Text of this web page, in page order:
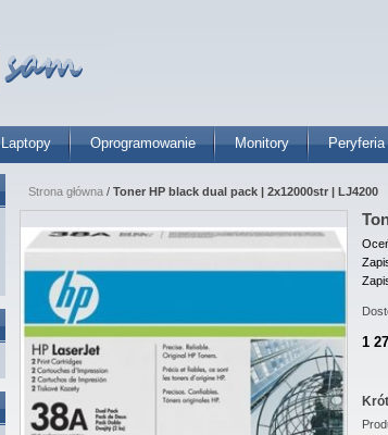
Laptopy Oprogramowanie Monitory Peryferia
Strona główna / Toner HP black dual pack | 2x12000str | LJ4200
1